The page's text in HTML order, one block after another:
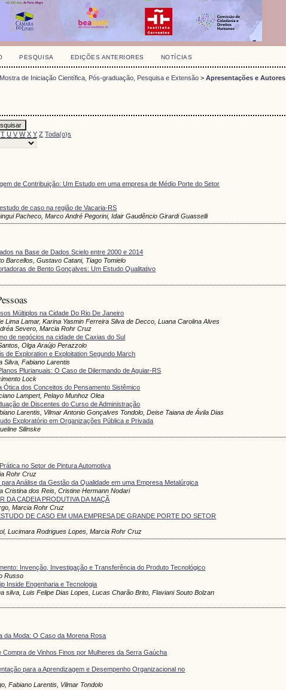
PESQUISA EDIÇÕES ANTERIORES NOTÍCIAS
de Iniciação Científica, Pós-graduação, Pesquisa e Extensão >Apresentações e Autores
T U V W X Y Z Toda(o)s
de Contribuição: Um Estudo em uma empresa de Médio Porte do Setor
de caso na região de Vacaria-RS
Pacheco, Marco André Pegorini, Idair Gaudêncio Girardi Guasselli
na Base de Dados Scielo entre 2000 e 2014
Barcellos, Gustavo Catani, Tiago Tomielo
de Bento Gonçalves: Um Estudo Qualitativo
Múltiplos na Cidade Do Rio De Janeiro
Lima Lamar, Karina Yasmin Ferreira Silva de Decco, Luana Carolina Alves
Severo, Marcia Rohr Cruz
de negócios na cidade de Caxias do Sul
Olga Araújo Perazzolo
de Exploration e Exploitation Segundo March
Silva, Fabiano Larentis
Plurianuais: O Caso de Dilermando de Aguiar-RS
Lock
dos Conceitos do Pensamento Sistêmico
Lampert, Pelayo Munhoz Olea
de Discentes do Curso de Administração
Larentis, Vilmar Antonio Gonçalves Tondolo, Deise Taiana de Ávila Dias
Exploratório em Organizações Pública e Privada
Silinske
no Setor de Pintura Automotiva
Rohr Cruz
Análise da Gestão da Qualidade em uma Empresa Metalúrgica
Cristina dos Reis, Cristine Hermann Nodari
DA CADEIA PRODUTIVA DA MAÇÃ
Marcia Rohr Cruz
DE CASO EM UMA EMPRESA DE GRANDE PORTE DO SETOR
Lucimara Rodrigues Lopes, Marcia Rohr Cruz
Invenção, Investigação e Transferência do Produto Tecnológico
Russo
Inside Engenharia e Tecnologia
silva, Luis Felipe Dias Lopes, Lucas Charão Brito, Flaviani Souto Bolzan
da Moda: O Caso da Morena Rosa
de Vinhos Finos por Mulheres da Serra Gaúcha
para a Aprendizagem e Desempenho Organizacional no
Fabiano Larentis, Vilmar Tondolo